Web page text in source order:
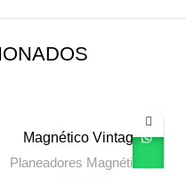
Magnético Vintage
Planeadores Magnéticos